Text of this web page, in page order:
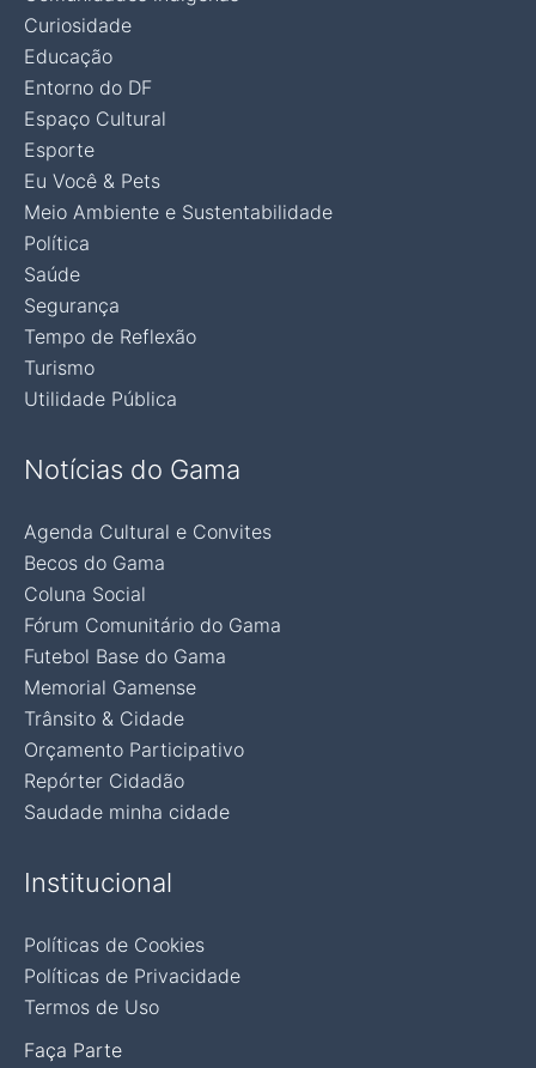
Curiosidade
Educação
Entorno do DF
Espaço Cultural
Esporte
Eu Você & Pets
Meio Ambiente e Sustentabilidade
Política
Saúde
Segurança
Tempo de Reflexão
Turismo
Utilidade Pública
Notícias do Gama
Agenda Cultural e Convites
Becos do Gama
Coluna Social
Fórum Comunitário do Gama
Futebol Base do Gama
Memorial Gamense
Trânsito & Cidade
Orçamento Participativo
Repórter Cidadão
Saudade minha cidade
Institucional
Políticas de Cookies
Políticas de Privacidade
Termos de Uso
Faça Parte